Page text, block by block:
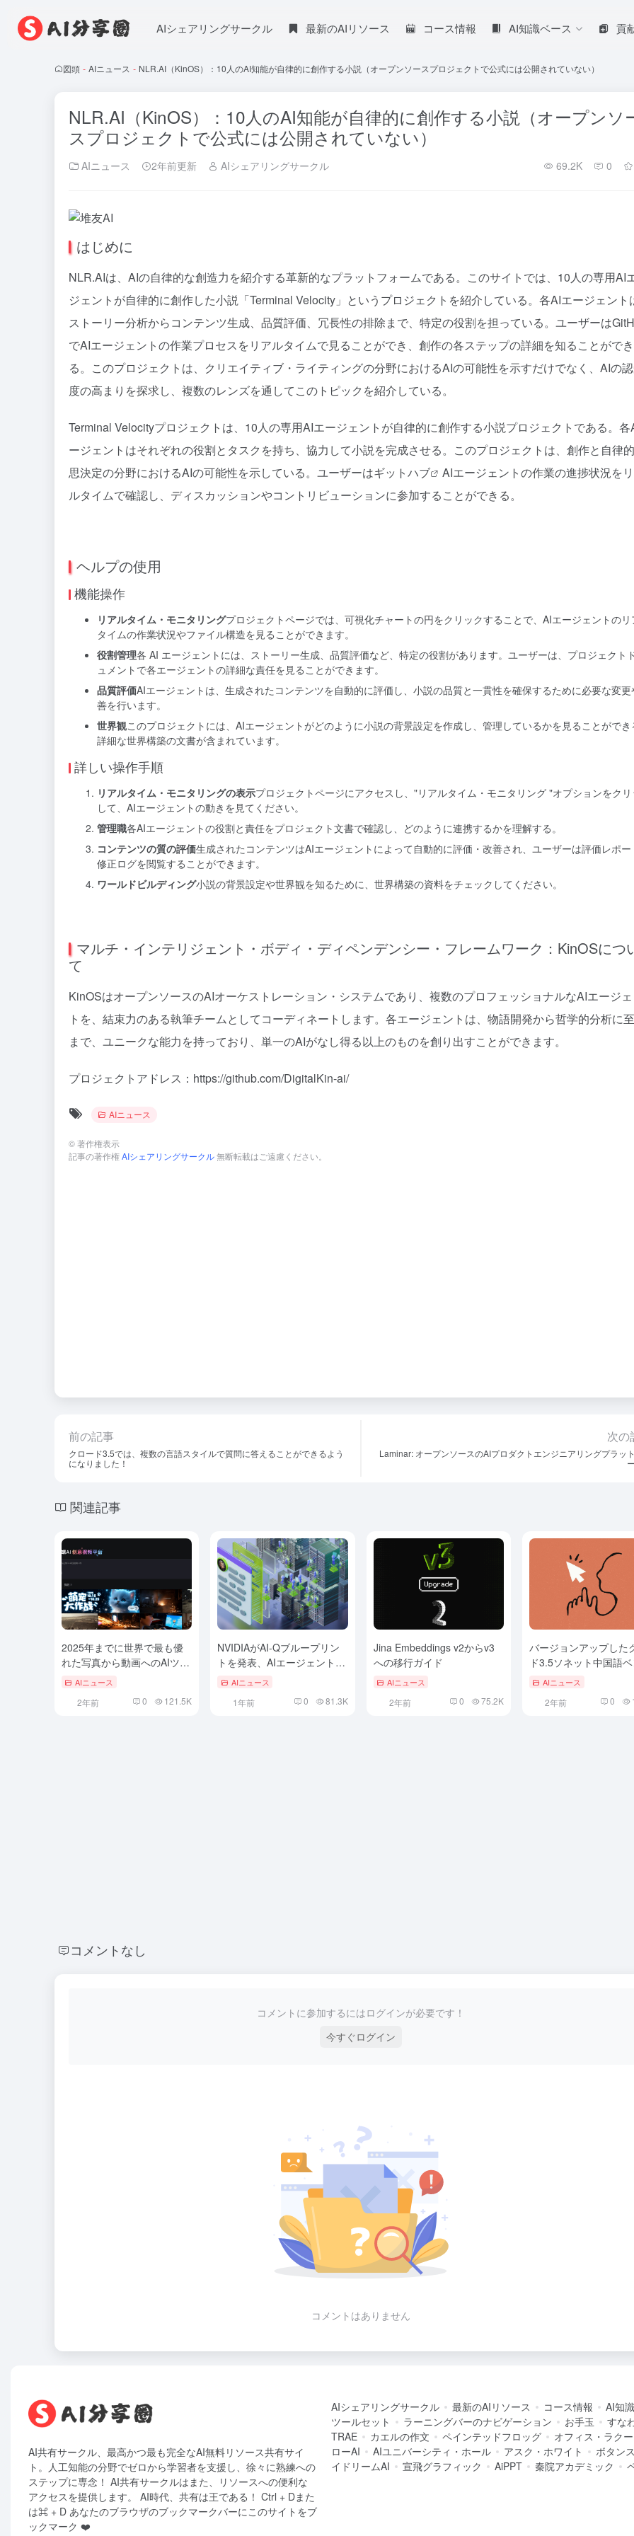
AIシェアリングサークル 最新のAIリソース コース情報 AI知識ベース 貢
図頭 - AIニュース - NLR.AI（KinOS）：10人のAI知能が自律的に創作する小説（オープンソースプロジェクトで公式には公開されていない）
NLR.AI（KinOS）：10人のAI知能が自律的に創作する小説（オープンソ
スプロジェクトで公式には公開されていない）
AIニュース 2年前更新 AIシェアリングサークル 69.2K 0
はじめに
NLR.AIは、AIの自律的な創造力を紹介する革新的なプラットフォームである。このサイトでは、10人の専用AI
ジェントが自律的に創作した小説「Terminal Velocity」というプロジェクトを紹介している。各AIエージェント
ストーリー分析からコンテンツ生成、品質評価、冗長性の排除まで、特定の役割を担っている。ユーザーは
でAIエージェントの作業プロセスをリアルタイムで見ることができ、創作の各ステップの詳細を知ることができ
る。このプロジェクトは、クリエイティブ・ライティングの分野におけるAIの可能性を示すだけでなく、AIの
度の高まりを探求し、複数のレンズを通してこのトピックを紹介している。
Terminal Velocityプロジェクトは、10人の専用AIエージェントが自律的に創作する小説プロジェクトである。各
ージェントはそれぞれの役割とタスクを持ち、協力して小説を完成させる。このプロジェクトは、創作と自律
思決定の分野におけるAIの可能性を示している。ユーザーはギットハブ
AIエージェントの作業の進捗状況を
ルタイムで確認し、ディスカッションやコントリビューションに参加することができる。
ヘルプの使用
機能操作
リアルタイム・モニタリングプロジェクトページでは、可視化チャートの円をクリックすることで、AIエージェントのリ
タイムの作業状況やファイル構造を見ることができます。
役割管理各 AI エージェントには、ストーリー生成、品質評価など、特定の役割があります。ユーザーは、プロジェクト
ュメントで各エージェントの詳細な責任を見ることができます。
品質評価AIエージェントは、生成されたコンテンツを自動的に評価し、小説の品質と一貫性を確保するために必要な変更
善を行います。
世界観このプロジェクトには、AIエージェントがどのように小説の背景設定を作成し、管理しているかを見ることができ
詳細な世界構築の文書が含まれています。
詳しい操作手順
リアルタイム・モニタリングの表示プロジェクトページにアクセスし、"リアルタイム・モニタリング "オプションをク
して、AIエージェントの動きを見てください。
管理職各AIエージェントの役割と責任をプロジェクト文書で確認し、どのように連携するかを理解する。
コンテンツの質の評価生成されたコンテンツはAIエージェントによって自動的に評価・改善され、ユーザーは評価レポー
修正ログを閲覧することができます。
ワールドビルディング小説の背景設定や世界観を知るために、世界構築の資料をチェックしてください。
マルチ・インテリジェント・ボディ・ディペンデンシー・フレームワーク：KinOSにつ
て
KinOSはオープンソースのAIオーケストレーション・システムであり、複数のプロフェッショナルなAIエージ
トを、結束力のある執筆チームとしてコーディネートします。各エージェントは、物語開発から哲学的分析に
まで、ユニークな能力を持っており、単一のAIがなし得る以上のものを創り出すことができます。
プロジェクトアドレス：https://github.com/DigitalKin-ai/
AIニュース
©著作権表示
記事の著作権AIシェアリングサークル無断転載はご遠慮ください。
前の記事
クロード3.5では、複数の言語スタイルで質問に答えることができるよう
になりました！
次の
Laminar: オープンソースのAIプロダクトエンジニアリングプラッ
関連記事
2025年までに世界で最も優
れた写真から動画へのAIツー
ルトップ10
AIニュース
2年前 0 121.5K
NVIDIAがAI-Qブループリン
トを発表、AIエージェントを
つなげて仕事の未来を形作る
AIニュース
1年前 0 81.3K
Jina Embeddings v2からv3
への移行ガイド
AIニュース
2年前 0 75.2K
バージョンアップした
ド3.5ソネット中国語
マークの評価が出まし
が、高次推論はo1には
AIニュース
2年前 0
コメントなし
コメントに参加するにはログインが必要です！
今すぐログイン
コメントはありません
AI共有サークル、最高かつ最も完全なAI無料リソース共有サイ
ト。人工知能の分野でゼロから学習者を支援し、徐々に熟練への
ステップに専念！ AI共有サークルはまた、リソースへの便利な
アクセスを提供します。 AI時代、共有は王である！ Ctrl + Dまた
は⌘ + D あなたのブラウザのブックマークバーにこのサイトをブ
ックマーク ❤️
AIシェアリングサークル 最新のAIリソース コース情報
AI知
ツールセット
ラーニングバーのナビゲーション お手玉
すな
TRAE
カエルの作文 ペインテッドフロッグ
オフィス・ラク
ローAI
AIユニバーシティ・ホール アスク・ホワイト
ボタン
イドリームAI
宣飛グラフィック AiPPT 秦院アカデミック